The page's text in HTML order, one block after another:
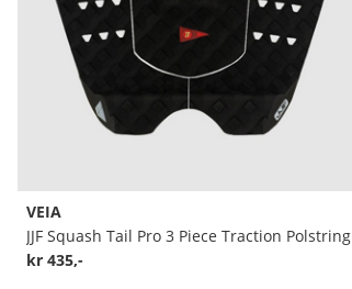
VEIA
JJF Squash Tail Pro 3 Piece Traction Polstring
kr 435,-